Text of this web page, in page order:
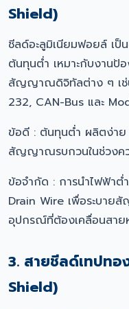
Shield)
ชีลด์อะลูมิเนียมฟอยล์ เป็
ต้นทุนต่ำ เหมาะกับงาน
สัญญาณดิจิทัลต่าง ๆ เ
232, CAN-Bus และ
ข้อดี : ต้นทุนต่ำ ผลิตง่าย
สัญญาณรบกวนในช่วงค
ข้อจำกัด : การนำไฟฟ้าต่
Drain Wire เพื่อระบาย
อุปกรณ์ที่ต้องเคลื่อนสาย
3. สายชีลด์เทปท
Shield)